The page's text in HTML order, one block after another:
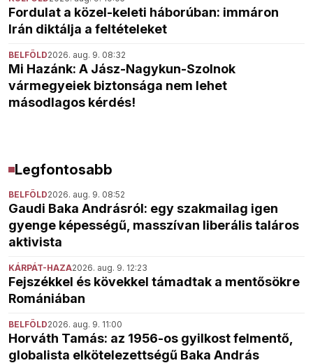
Fordulat a közel-keleti háborúban: immáron
Irán diktálja a feltételeket
BELFÖLD2026. aug. 9. 08:32
Mi Hazánk: A Jász-Nagykun-Szolnok
vármegyeiek biztonsága nem lehet
másodlagos kérdés!
Legfontosabb
BELFÖLD2026. aug. 9. 08:52
Gaudi Baka Andrásról: egy szakmailag igen
gyenge képességű, masszívan liberális taláros
aktivista
KÁRPÁT-HAZA2026. aug. 9. 12:23
Fejszékkel és kövekkel támadtak a mentősökre
Romániában
BELFÖLD2026. aug. 9. 11:00
Horváth Tamás: az 1956-os gyilkost felmentő,
globalista elkötelezettségű Baka András